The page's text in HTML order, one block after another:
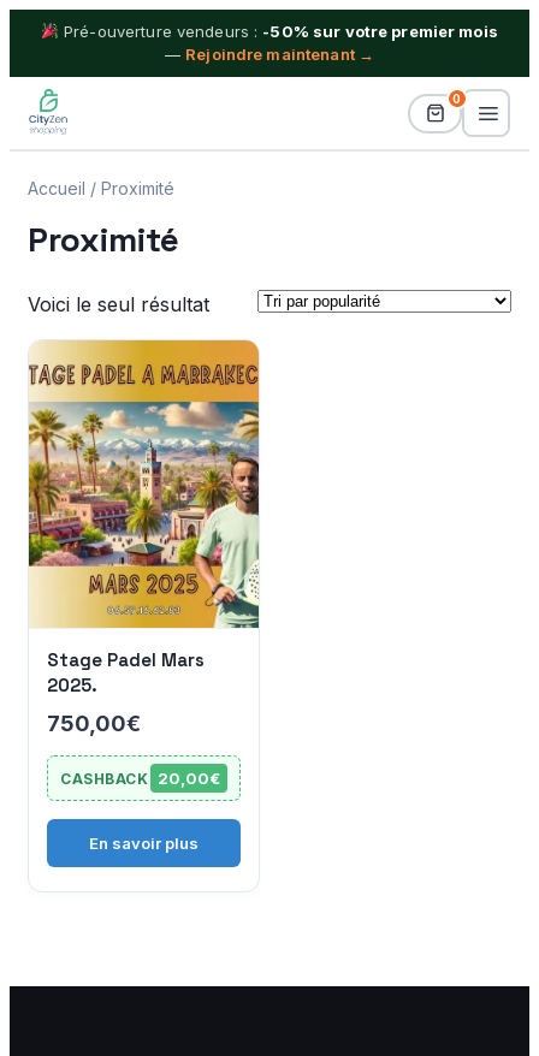
Pré-ouverture vendeurs : -50% sur votre premier mois
— Rejoindre maintenant →
0
Billetterie
Idées Cadeaux
Proximité
Séjours & Vacances
Shopping
Boutiques
Blog
Devenir vendeur
Accueil / Proximité
Proximité
Voici le seul résultat
Stage Padel Mars
2025.
750,00€
CASHBACK 20,00€
En savoir plus